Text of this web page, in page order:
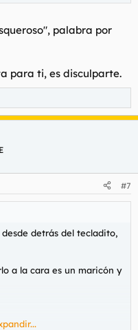
palabra por
para ti, es disculparte.
#7
detrás del tecladito,
a la cara es un maricón y